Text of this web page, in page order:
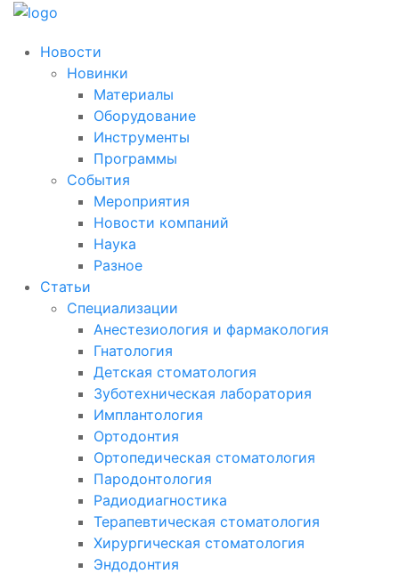
Новости
Новинки
Материалы
Оборудование
Инструменты
Программы
События
Мероприятия
Новости компаний
Наука
Разное
Статьи
Специализации
Анестезиология и фармакология
Гнатология
Детская стоматология
Зуботехническая лаборатория
Имплантология
Ортодонтия
Ортопедическая стоматология
Пародонтология
Радиодиагностика
Терапевтическая стоматология
Хирургическая стоматология
Эндодонтия